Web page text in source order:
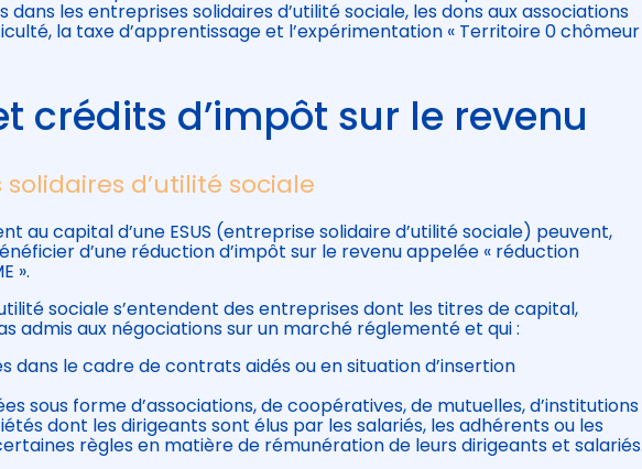
les entreprises solidaires d’utilité sociale, les dons aux associations
la taxe d’apprentissage et l’expérimentation « Territoire 0 chômeur
crédits d’impôt sur le revenu
d’utilité sociale
au capital d’une ESUS (entreprise solidaire d’utilité sociale) peuvent,
d’une réduction d’impôt sur le revenu appelée « réduction
».
sociale s’entendent des entreprises dont les titres de capital,
admis aux négociations sur un marché réglementé et qui :
dans le cadre de contrats aidés ou en situation d’insertion
sous forme d’associations, de coopératives, de mutuelles, d’institutions
dont les dirigeants sont élus par les salariés, les adhérents ou les
règles en matière de rémunération de leurs dirigeants et salariés.